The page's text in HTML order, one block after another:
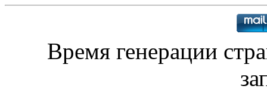
Время генерации